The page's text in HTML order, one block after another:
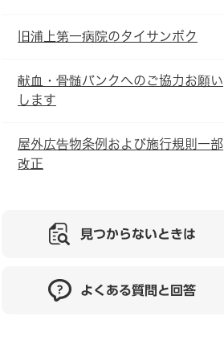
旧浦上第一病院のタイサンボク
献血・骨髄バンクへのご協力お願い
します
屋外広告物条例および施行規則一部
改正
見つからないときは
よくある質問と回答